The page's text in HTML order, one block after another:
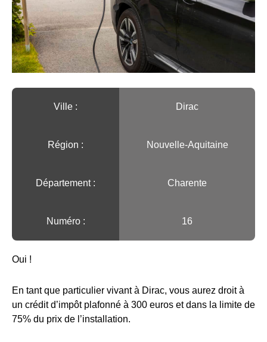
Ville :️ Dirac
Région :️ Nouvelle-Aquitaine
Département : Charente
Numéro : 16
Oui !
En tant que particulier vivant à Dirac, vous aurez droit à
un crédit d’impôt plafonné à 300 euros et dans la limite de
75% du prix de l’installation.